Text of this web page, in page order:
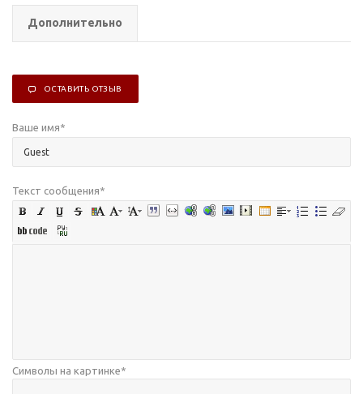
Дополнительно
ОСТАВИТЬ ОТЗЫВ
Ваше имя*
Текст сообщения*
Символы на картинке*